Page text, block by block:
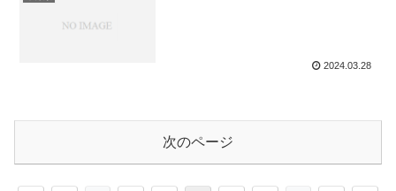
2024.03.28
次のページ